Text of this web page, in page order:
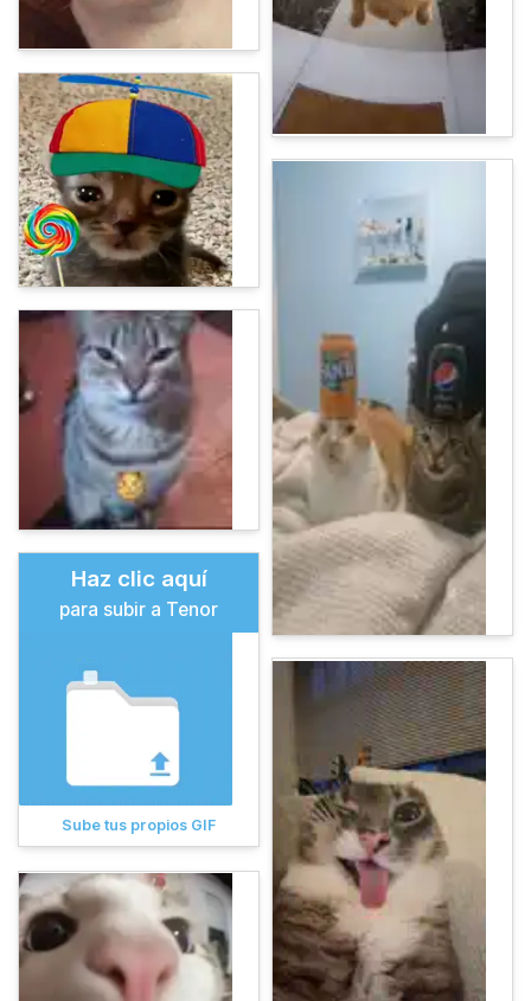
Haz clic aquí
para subir a Tenor
Sube tus propios GIF